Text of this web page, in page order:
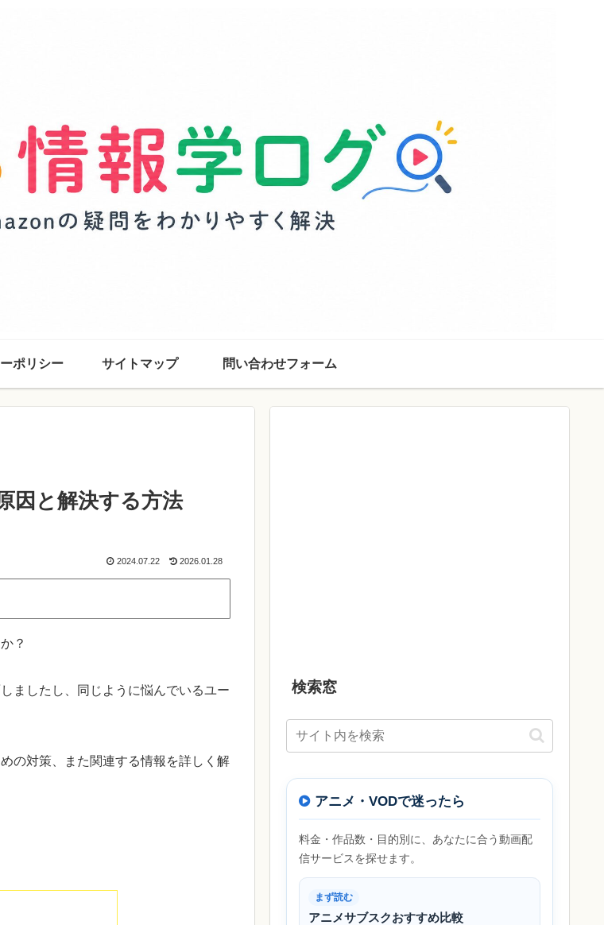
ポリシー サイトマップ 問い合わせフォーム
因と解決する方法
2024.07.22 2026.01.28
？
ましたし、同じように悩んでいるユー
の対策、また関連する情報を詳しく解
検索窓
アニメ・VODで迷ったら
料金・作品数・目的別に、あなたに合う動画配
信サービスを探せます。
まず読む
アニメサブスクおすすめ比較